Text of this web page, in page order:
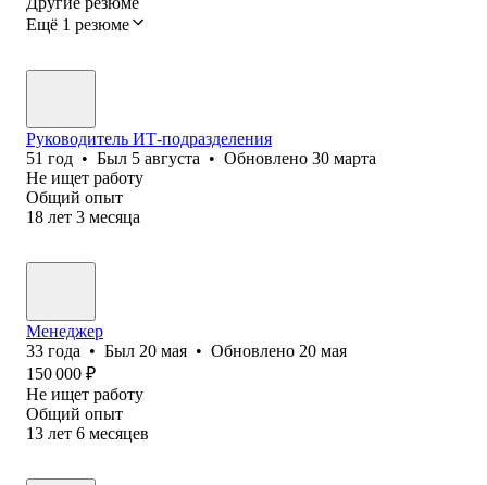
Ещё 1 резюме
Руководитель ИТ-подразделения
51 год • Был 5 августа • Обновлено 30 марта
Не ищет работу
Общий опыт
18 лет 3 месяца
Менеджер
33 года • Был 20 мая • Обновлено 20 мая
150 000 ₽
Не ищет работу
Общий опыт
13 лет 6 месяцев